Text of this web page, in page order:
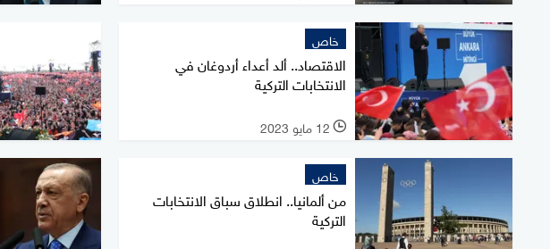
خاص
الاقتصاد.. ألد أعداء أردوغان في
الانتخابات التركية
l 12 مايو 2023
خاص
من ألمانيا.. انطلاق سباق الانتخابات
التركية